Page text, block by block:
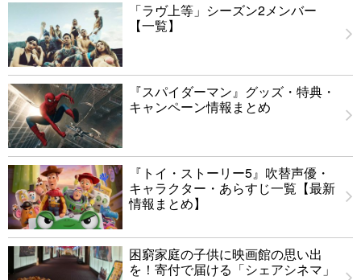
「ラヴ上等」シーズン2メンバー
【一覧】
『スパイダーマン』グッズ・特典・
キャンペーン情報まとめ
『トイ・ストーリー5』吹替声優・
キャラクター・あらすじ一覧【最新
情報まとめ】
困窮家庭の子供に映画館の思い出
を！寄付で届ける「シェアシネマ」